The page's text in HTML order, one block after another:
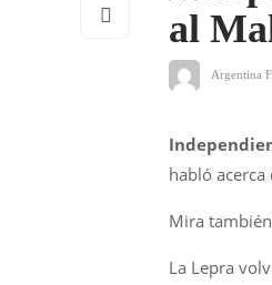
al
Argentina
habló acerca
Mira
La Lepra